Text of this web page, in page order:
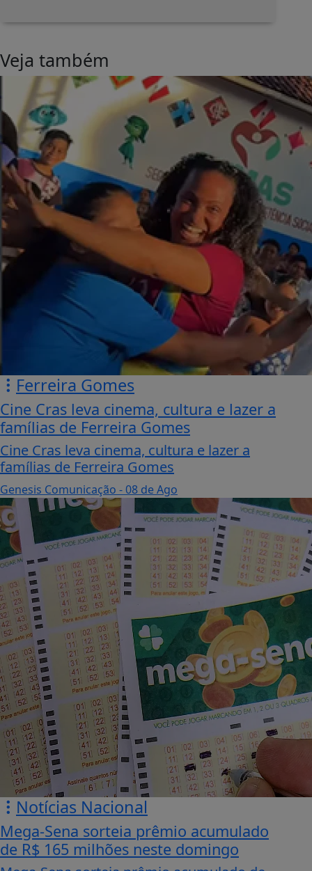
Veja também
Ferreira Gomes
Cine Cras leva cinema, cultura e lazer a
famílias de Ferreira Gomes
Cine Cras leva cinema, cultura e lazer a
famílias de Ferreira Gomes
Genesis Comunicação - 08 de Ago
Notícias Nacional
Mega-Sena sorteia prêmio acumulado
de R$ 165 milhões neste domingo